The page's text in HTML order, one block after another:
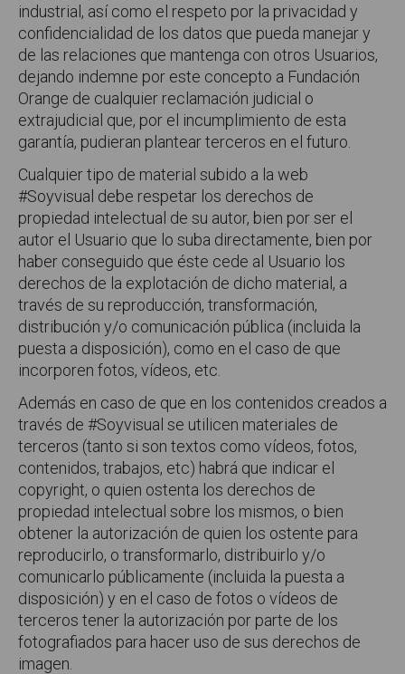
industrial, así como el respeto por la privacidad y
confidencialidad de los datos que pueda manejar y
de las relaciones que mantenga con otros Usuarios,
dejando indemne por este concepto a Fundación
Orange de cualquier reclamación judicial o
extrajudicial que, por el incumplimiento de esta
garantía, pudieran plantear terceros en el futuro.
Cualquier tipo de material subido a la web
#Soyvisual debe respetar los derechos de
propiedad intelectual de su autor, bien por ser el
autor el Usuario que lo suba directamente, bien por
haber conseguido que éste cede al Usuario los
derechos de la explotación de dicho material, a
través de su reproducción, transformación,
distribución y/o comunicación pública (incluida la
puesta a disposición), como en el caso de que
incorporen fotos, vídeos, etc.
Además en caso de que en los contenidos creados a
través de #Soyvisual se utilicen materiales de
terceros (tanto si son textos como vídeos, fotos,
contenidos, trabajos, etc) habrá que indicar el
copyright, o quien ostenta los derechos de
propiedad intelectual sobre los mismos, o bien
obtener la autorización de quien los ostente para
reproducirlo, o transformarlo, distribuirlo y/o
comunicarlo públicamente (incluida la puesta a
disposición) y en el caso de fotos o vídeos de
terceros tener la autorización por parte de los
fotografiados para hacer uso de sus derechos de
imagen.